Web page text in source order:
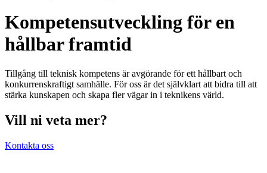
Kompetensutveckling för en
hållbar framtid
Tillgång till teknisk kompetens är avgörande för ett hållbart och
konkurrenskraftigt samhälle. För oss är det självklart att bidra till att
stärka kunskapen och skapa fler vägar in i teknikens värld.
Vill ni veta mer?
Kontakta oss